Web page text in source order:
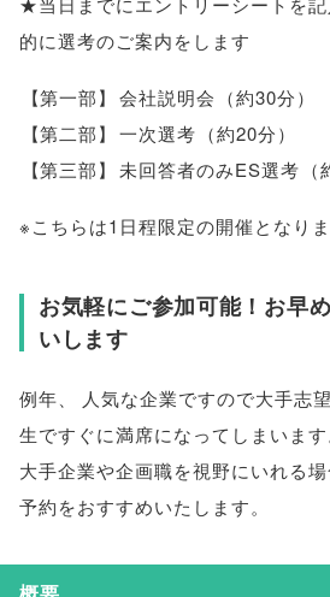
的に選考のご案内をします
【第一部】 会社説明会 （約30分）
【第二部】 一次選考 （約20分）
【第三部】 未回答者のみES選考 （
※こちらは1日程限定の開催となり
お気軽にご参加可能！お早
いします
例年
人気な企業ですので大手志
生ですぐに満席になってしまいます
大手企業や企画職を視野にいれる
予約をおすすめいたします。